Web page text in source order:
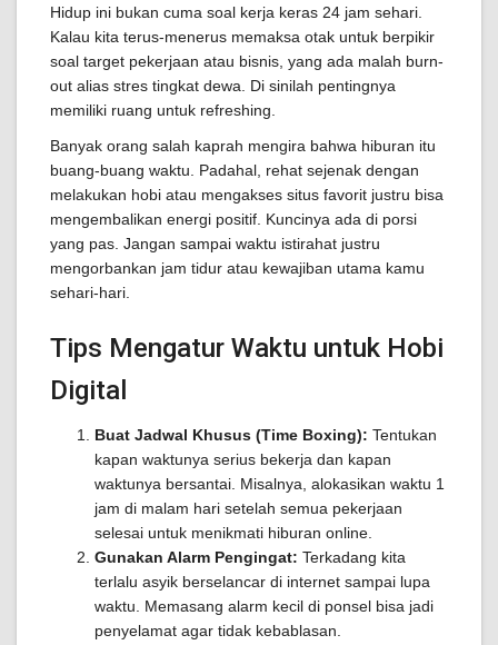
Hidup ini bukan cuma soal kerja keras 24 jam sehari.
Kalau kita terus-menerus memaksa otak untuk berpikir
soal target pekerjaan atau bisnis, yang ada malah burn-
out alias stres tingkat dewa. Di sinilah pentingnya
memiliki ruang untuk refreshing.
Banyak orang salah kaprah mengira bahwa hiburan itu
buang-buang waktu. Padahal, rehat sejenak dengan
melakukan hobi atau mengakses situs favorit justru bisa
mengembalikan energi positif. Kuncinya ada di porsi
yang pas. Jangan sampai waktu istirahat justru
mengorbankan jam tidur atau kewajiban utama kamu
sehari-hari.
Tips Mengatur Waktu untuk Hobi
Digital
Buat Jadwal Khusus (Time Boxing): Tentukan
kapan waktunya serius bekerja dan kapan
waktunya bersantai. Misalnya, alokasikan waktu 1
jam di malam hari setelah semua pekerjaan
selesai untuk menikmati hiburan online.
Gunakan Alarm Pengingat: Terkadang kita
terlalu asyik berselancar di internet sampai lupa
waktu. Memasang alarm kecil di ponsel bisa jadi
penyelamat agar tidak kebablasan.